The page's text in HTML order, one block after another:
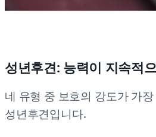
성년후견: 능력이 지속적
네 유형 중 보호의 강도가 가장
성년후견입니다.